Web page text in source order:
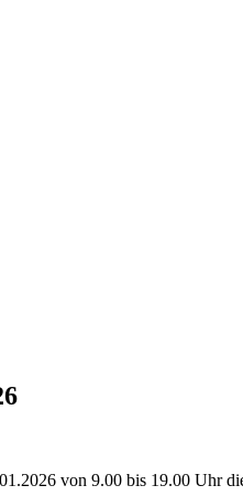
von 9.00 bis 19.00 Uhr